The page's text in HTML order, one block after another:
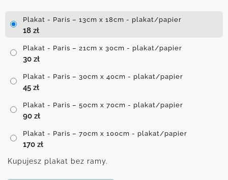
Plakat - Paris – 13cm x 18cm - plakat/papier
18 zł
Plakat - Paris – 21cm x 30cm - plakat/papier
30 zł
Plakat - Paris – 30cm x 40cm - plakat/papier
45 zł
Plakat - Paris – 50cm x 70cm - plakat/papier
90 zł
Plakat - Paris – 70cm x 100cm - plakat/papier
170 zł
Kupujesz plakat bez ramy.